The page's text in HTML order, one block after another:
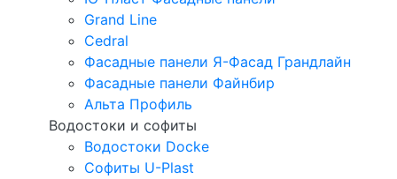
Grand Line
Cedral
Фасадные панели Я-Фасад Грандлайн
Фасадные панели Файнбир
Альта Профиль
Водостоки и софиты
Водостоки Docke
Софиты U-Plast